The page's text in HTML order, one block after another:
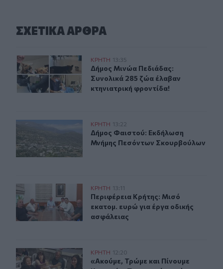
ΣΧΕΤΙΚA AΡΘΡΑ
Δήμος Μινώα Πεδιάδας: Συνολικά 285 ζώα έλαβαν
ΚΡΗΤΗ 13:35
Δήμος Μινώα Πεδιάδας: Συνολικά
Δήμος Μινώα Πεδιάδας:
Συνολικά 285 ζώα έλαβαν
κτηνιατρική φροντίδα!
Δήμος Φαιστού: Εκδήλωση Μνήμης Πεσόντων
ΚΡΗΤΗ 13:22
Δήμος Φαιστού: Εκδήλωση
Δήμος Φαιστού: Εκδήλωση
Μνήμης Πεσόντων Σκουρβούλων
Περιφέρεια Κρήτης: Μισό εκατομ. ευρώ για έργα
ΚΡΗΤΗ 13:11
Περιφέρεια Κρήτης: Μισό εκατομ.
Περιφέρεια Κρήτης: Μισό
εκατομ. ευρώ για έργα οδικής
ασφάλειας
«Ακούμε, Τρώμε και Πίνουμε Κρητικά»: Τα πανηγύρια
ΚΡΗΤΗ 12:20
«Ακούμε, Τρώμε και Πίνουμε
«Ακούμε, Τρώμε και Πίνουμε